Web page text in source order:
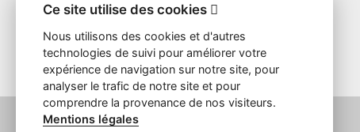
Ce site utilise des cookies 
Nous utilisons des cookies et d'autres
technologies de suivi pour améliorer votre
expérience de navigation sur notre site, pour
analyser le trafic de notre site et pour
comprendre la provenance de nos visiteurs.
Mentions légales